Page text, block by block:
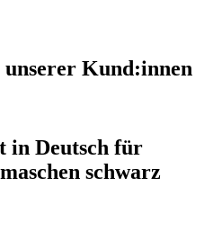
Kund:innen
in Deutsch für
schwarz